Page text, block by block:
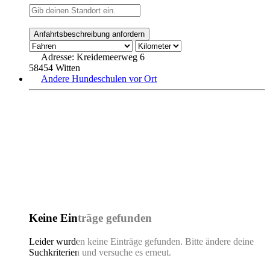
Keine Einträge gefunden
Leider wurden keine Einträge gefunden. Bitte ändere deine
Suchkriterien und versuche es erneut.
Adresse: Kreidemeerweg 6
58454 Witten
Andere Hundeschulen vor Ort